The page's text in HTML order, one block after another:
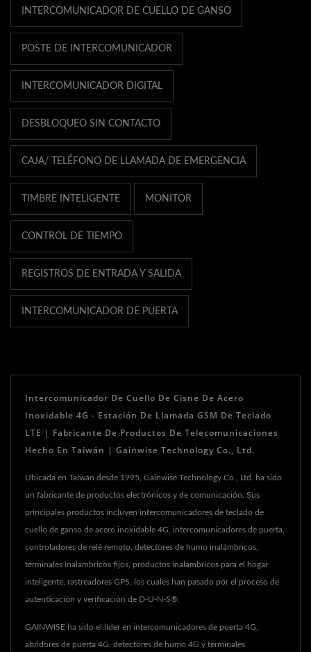
INTERCOMUNICADOR DE CUELLO DE GANSO
POSTE DE INTERCOMUNICADOR
INTERCOMUNICADOR DIGITAL
DESBLOQUEO SIN CONTACTO
CAJA/ TELÉFONO DE LLAMADA DE EMERGENCIA
TIMBRE INTELIGENTE MONITOR
CONTROL DE TIEMPO
REGISTROS DE ENTRADA Y SALIDA
INTERCOMUNICADOR DE PUERTA
Intercomunicador De Cuello De Cisne De Acero
Inoxidable 4G - Estación De Llamada GSM De Teclado
LTE | Fabricante De Productos De Telecomunicaciones
Hecho En Taiwán | Gainwise Technology Co., Ltd.
Ubicada en Taiwán desde 1995, Gainwise Technology Co., Ltd. ha sido
un fabricante de productos electrónicos y de comunicación. Sus
principales productos incluyen intercomunicadores de teclado de
cuello de ganso de acero inoxidable 4G, intercomunicadores de puerta,
controladores de relé remoto, detectores de humo inalámbricos,
terminales inalámbricos fijos, productos inalámbricos para el hogar
inteligente, rastreadores GPS, los cuales han pasado por el proceso de
autenticación y verificación de D-U-N-S®.
GAINWISE ha sido el líder en intercomunicadores de puerta 4G,
abridores de puerta 4G, detectores de humo 4G y terminales